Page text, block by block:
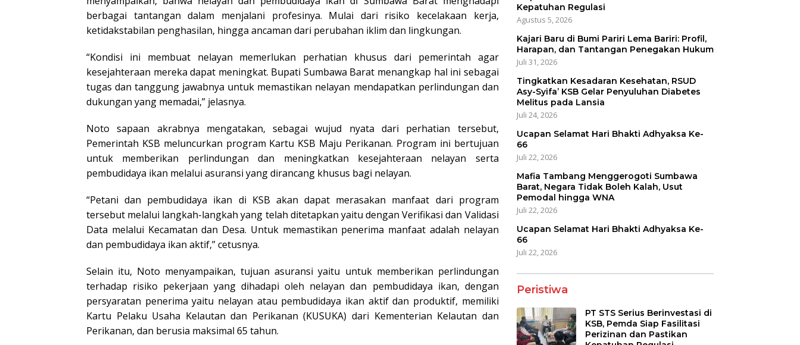
berbagai tantangan dalam menjalani profesinya. Mulai dari risiko kecelakaan kerja,
ketidakstabilan penghasilan, hingga ancaman dari perubahan iklim dan lingkungan.
“Kondisi ini membuat nelayan memerlukan perhatian khusus dari pemerintah agar
kesejahteraan mereka dapat meningkat. Bupati Sumbawa Barat menangkap hal ini sebagai
tugas dan tanggung jawabnya untuk memastikan nelayan mendapatkan perlindungan dan
dukungan yang memadai,” jelasnya.
Noto sapaan akrabnya mengatakan, sebagai wujud nyata dari perhatian tersebut,
Pemerintah KSB meluncurkan program Kartu KSB Maju Perikanan. Program ini bertujuan
untuk memberikan perlindungan dan meningkatkan kesejahteraan nelayan serta
pembudidaya ikan melalui asuransi yang dirancang khusus bagi nelayan.
“Petani dan pembudidaya ikan di KSB akan dapat merasakan manfaat dari program
tersebut melalui langkah-langkah yang telah ditetapkan yaitu dengan Verifikasi dan Validasi
Data melalui Kecamatan dan Desa. Untuk memastikan penerima manfaat adalah nelayan
dan pembudidaya ikan aktif,” cetusnya.
Selain itu, Noto menyampaikan, tujuan asuransi yaitu untuk memberikan perlindungan
terhadap risiko pekerjaan yang dihadapi oleh nelayan dan pembudidaya ikan, dengan
persyaratan penerima yaitu nelayan atau pembudidaya ikan aktif dan produktif, memiliki
Kartu Pelaku Usaha Kelautan dan Perikanan (KUSUKA) dari Kementerian Kelautan dan
Perikanan, dan berusia maksimal 65 tahun.
Kepatuhan Regulasi
Agustus 5, 2026
Kajari Baru di Bumi Pariri Lema Bariri: Profil,
Harapan, dan Tantangan Penegakan Hukum
Juli 31, 2026
Tingkatkan Kesadaran Kesehatan, RSUD
Asy-Syifa’ KSB Gelar Penyuluhan Diabetes
Melitus pada Lansia
Juli 24, 2026
Ucapan Selamat Hari Bhakti Adhyaksa Ke-
66
Juli 22, 2026
Mafia Tambang Menggerogoti Sumbawa
Barat, Negara Tidak Boleh Kalah, Usut
Pemodal hingga WNA
Juli 22, 2026
Ucapan Selamat Hari Bhakti Adhyaksa Ke-
66
Juli 22, 2026
Peristiwa
PT STS Serius Berinvestasi di
KSB, Pemda Siap Fasilitasi
Perizinan dan Pastikan